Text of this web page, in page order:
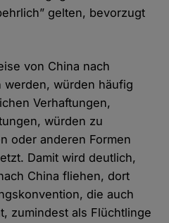
gelten, bevorzugt
von China nach
werden, würden häufig
Verhaftungen,
würden zu
oder anderen Formen
Damit wird deutlich,
China fliehen, dort
die auch
zumindest als Flüchtlinge